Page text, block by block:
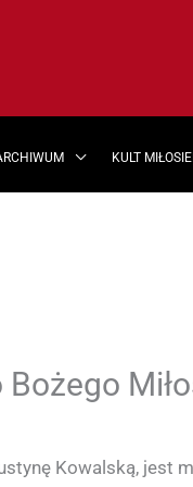
KULT
Kowalską, jest